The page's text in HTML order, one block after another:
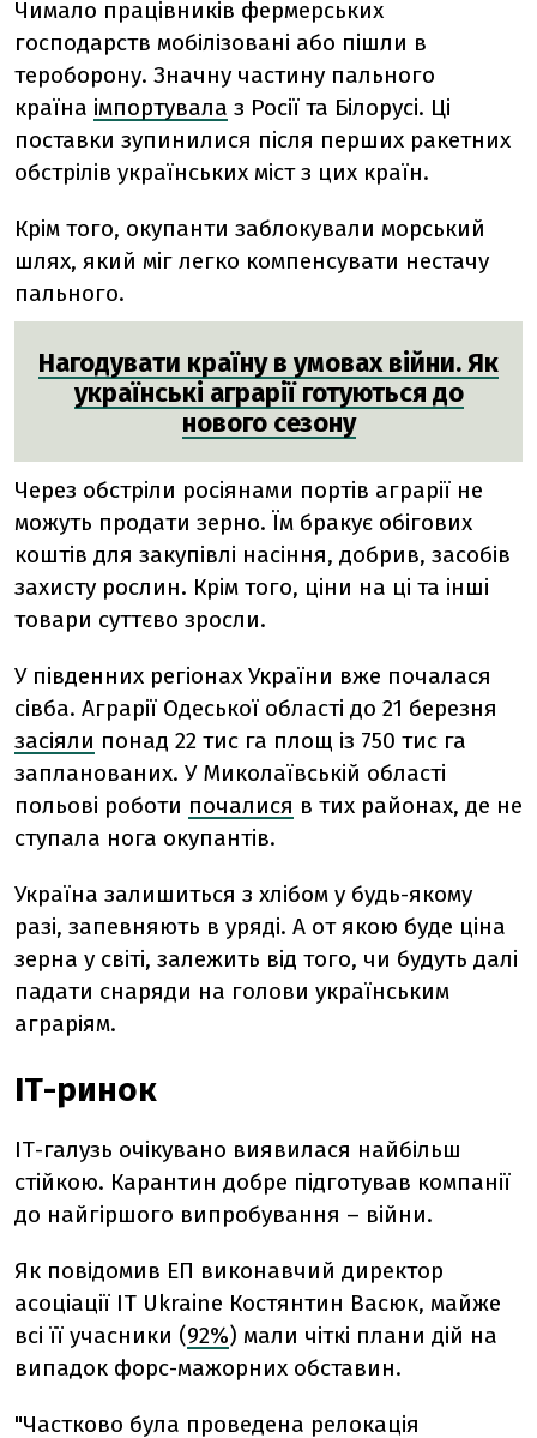
Чимало працівників фермерських
господарств мобілізовані або пішли в
тероборону. Значну частину пального
країна імпортувала з Росії та Білорусі. Ці
поставки зупинилися після перших ракетних
обстрілів українських міст з цих країн.
Крім того, окупанти заблокували морський
шлях, який міг легко компенсувати нестачу
пального.
Нагодувати країну в умовах війни. Як
українські аграрії готуються до
нового сезону
Через обстріли росіянами портів аграрії не
можуть продати зерно. Їм бракує обігових
коштів для закупівлі насіння, добрив, засобів
захисту рослин. Крім того, ціни на ці та інші
товари суттєво зросли.
У південних регіонах України вже почалася
сівба. Аграрії Одеської області до 21 березня
засіяли понад 22 тис га площ із 750 тис га
запланованих. У Миколаївській області
польові роботи почалися в тих районах, де не
ступала нога окупантів.
Україна залишиться з хлібом у будь-якому
разі, запевняють в уряді. А от якою буде ціна
зерна у світі, залежить від того, чи будуть далі
падати снаряди на голови українським
аграріям.
ІТ-ринок
ІТ-галузь очікувано виявилася найбільш
стійкою. Карантин добре підготував компанії
до найгіршого випробування – війни.
Як повідомив ЕП виконавчий директор
асоціації IT Ukraine Костянтин Васюк, майже
всі її учасники (92%) мали чіткі плани дій на
випадок форс-мажорних обставин.
"Частково була проведена релокація